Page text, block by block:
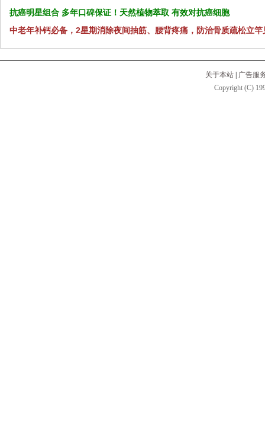
抗癌明星组合 多年口碑保证！天然植物萃取 有效对抗癌细胞
中老年补钙必备，2星期消除夜间抽筋、腰背疼痛，防治骨质疏松立竿
关于本站
广告服
Copyright (C)